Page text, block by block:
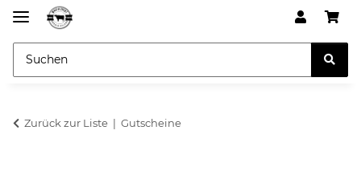
Zurück zur Liste Gutscheine